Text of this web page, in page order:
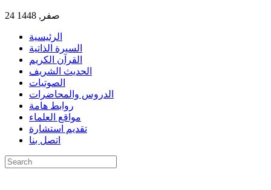
24 صفر, 1448
الرئيسية
السيرة الذاتية
القرآن الكريم
الحديث الشريف
الصوتيات
الدروس والمحاضرات
روابط هامة
مواقع العلماء
تقديم استشارة
اتصل بنا